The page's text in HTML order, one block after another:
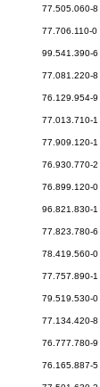
77.505.060-8
77.706.110-0
99.541.390-6
77.081.220-8
76.129.954-9
77.013.710-1
77.909.120-1
76.930.770-2
76.899.120-0
96.821.830-1
77.823.780-6
78.419.560-0
77.757.890-1
79.519.530-0
77.134.420-8
76.777.780-9
76.165.887-5